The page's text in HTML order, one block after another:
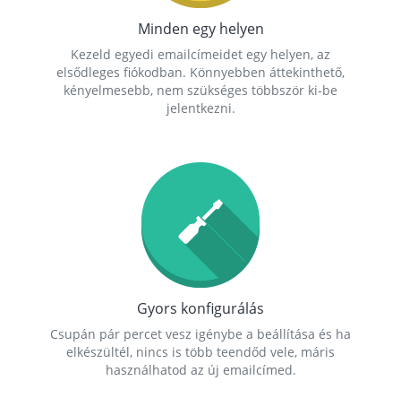
Minden egy helyen
Kezeld egyedi emailcímeidet egy helyen, az
elsődleges fiókodban. Könnyebben áttekinthető,
kényelmesebb, nem szükséges többször ki-be
jelentkezni.
Gyors konfigurálás
Csupán pár percet vesz igénybe a beállítása és ha
elkészültél, nincs is több teendőd vele, máris
használhatod az új emailcímed.